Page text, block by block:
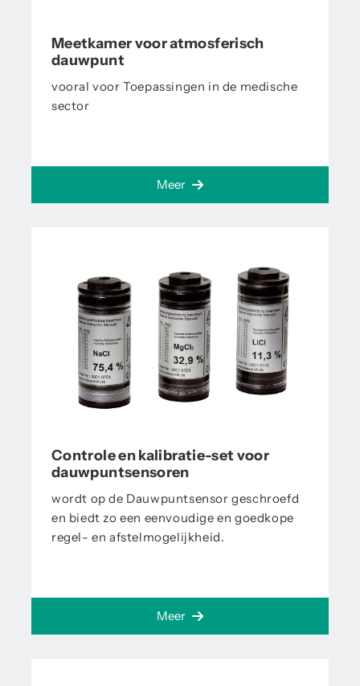
Meetkamer voor atmosferisch
dauwpunt
vooral voor Toepassingen in de medische
sector
Meer
Controle en kalibratie-set voor
dauwpuntsensoren
wordt op de Dauwpuntsensor geschroefd
en biedt zo een eenvoudige en goedkope
regel- en afstelmogelijkheid.
Meer